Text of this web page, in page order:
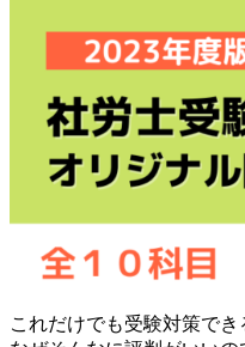
これだけでも受験対策でき